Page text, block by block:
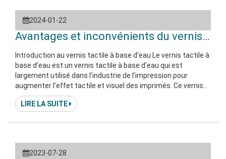
2024-01-22
Avantages et inconvénients du vernis
Introduction au vernis tactile à base d’eau Le vernis tactile à
base d’eau est un vernis tactile à base d’eau qui est
largement utilisé dans l’industrie de l’impression pour
augmenter l’effet tactile et visuel des imprimés. Ce vernis
est à base d’eau, il est donc plus respectueux de
l’environnement que les vernis traditionnels à base de
LIRE LA SUITE
2023-07-28